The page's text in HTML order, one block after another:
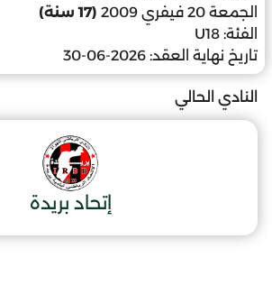
الجمعة 20 فيفري 2009
(17 سنة)
الفئة: U18
تاريخ نهاية العقد: 2026-06-30
النادي الحالي
إتحاد بريدة